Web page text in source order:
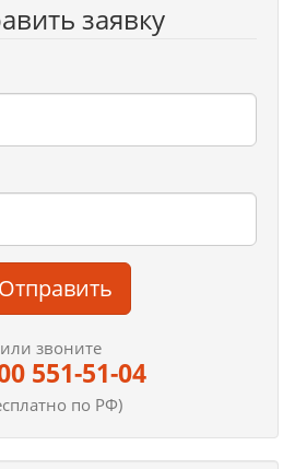
заявку
Отправить
или звоните
551-51-04
по РФ)